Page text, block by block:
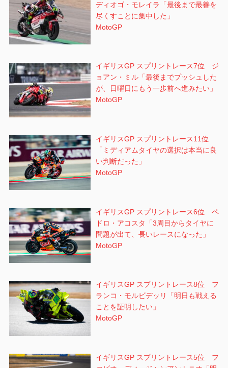
ディオゴ・モレイラ「最後まで最善を
尽くすことに集中した」
MotoGP
イギリスGP スプリントレース7位 ジ
ョアン・ミル「最後までプッシュした
が、日曜日にもう一歩前へ進みたい」
MotoGP
イギリスGP スプリントレース11位
「ミディアムタイヤの選択は本当に良
い判断だった」
MotoGP
イギリスGP スプリントレース6位 ペ
ドロ・アコスタ「3周目からタイヤに
問題が出て、長いレースになった」
MotoGP
イギリスGP スプリントレース8位 フ
ランコ・モルビデッリ「明日も戦える
ことを証明したい」
MotoGP
イギリスGP スプリントレース5位 フ